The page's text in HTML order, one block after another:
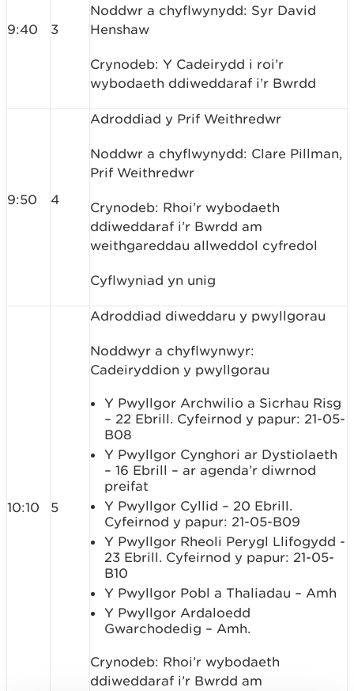
9:40 3
Noddwr a chyflwynydd: Syr David
Henshaw
Crynodeb: Y Cadeirydd i roi’r
wybodaeth ddiweddaraf i’r Bwrdd
9:50 4
Adroddiad y Prif Weithredwr
Noddwr a chyflwynydd: Clare Pillman,
Prif Weithredwr
Crynodeb: Rhoi’r wybodaeth
ddiweddaraf i’r Bwrdd am
weithgareddau allweddol cyfredol
Cyflwyniad yn unig
10:10 5
Adroddiad diweddaru y pwyllgorau
Noddwyr a chyflwynwyr:
Cadeiryddion y pwyllgorau
Y Pwyllgor Archwilio a Sicrhau Risg
– 22 Ebrill. Cyfeirnod y papur: 21-05-
B08
Y Pwyllgor Cynghori ar Dystiolaeth
– 16 Ebrill – ar agenda’r diwrnod
preifat
Y Pwyllgor Cyllid – 20 Ebrill.
Cyfeirnod y papur: 21-05-B09
Y Pwyllgor Rheoli Perygl Llifogydd -
23 Ebrill. Cyfeirnod y papur: 21-05-
B10
Y Pwyllgor Pobl a Thaliadau – Amh
Y Pwyllgor Ardaloedd
Gwarchodedig – Amh.
Crynodeb: Rhoi’r wybodaeth
ddiweddaraf i’r Bwrdd am